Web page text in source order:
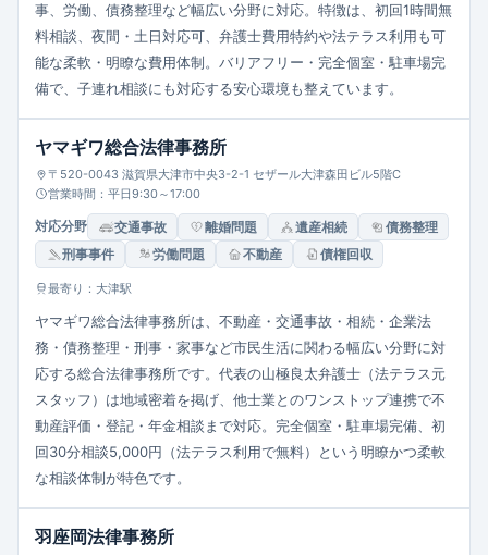
事、労働、債務整理など幅広い分野に対応。特徴は、初回1時間無
料相談、夜間・土日対応可、弁護士費用特約や法テラス利用も可
能な柔軟・明瞭な費用体制。バリアフリー・完全個室・駐車場完
備で、子連れ相談にも対応する安心環境も整えています。
ヤマギワ総合法律事務所
〒520-0043 滋賀県大津市中央3-2-1 セザール大津森田ビル5階C
営業時間：平日9:30～17:00
対応分野 交通事故 離婚問題 遺産相続
債務整理
刑事事件
労働問題 不動産 債権回収
最寄り：大津駅
ヤマギワ総合法律事務所は、不動産・交通事故・相続・企業法
務・債務整理・刑事・家事など市民生活に関わる幅広い分野に対
応する総合法律事務所です。代表の山極良太弁護士（法テラス元
スタッフ）は地域密着を掲げ、他士業とのワンストップ連携で不
動産評価・登記・年金相談まで対応。完全個室・駐車場完備、初
回30分相談5,000円（法テラス利用で無料）という明瞭かつ柔軟
な相談体制が特色です。
羽座岡法律事務所